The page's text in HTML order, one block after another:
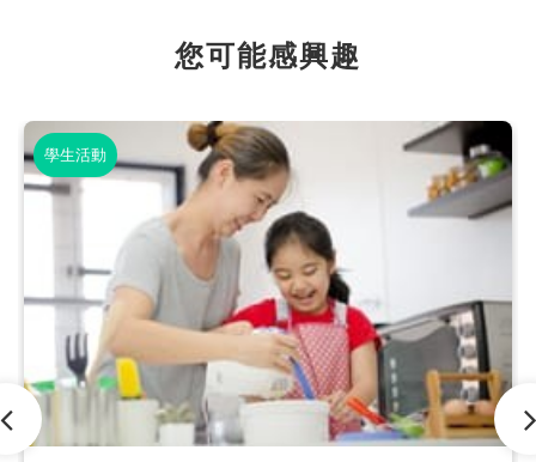
您可能感興趣
學生活動